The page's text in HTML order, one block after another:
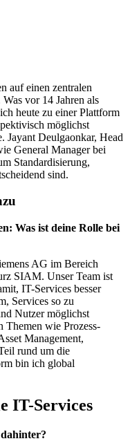
auf einen zentralen
vor 14 Jahren als
heute zu einer Plattform
möglichst
Jayant Deulgaonkar, Head
General Manager bei
Standardisierung,
sind.
Was ist deine Rolle bei
AG im Bereich
SIAM. Unser Team ist
IT-Services besser
Services so zu
Nutzer möglichst
Themen wie Prozess-
Management,
rund um die
bin ich global
IT-Services